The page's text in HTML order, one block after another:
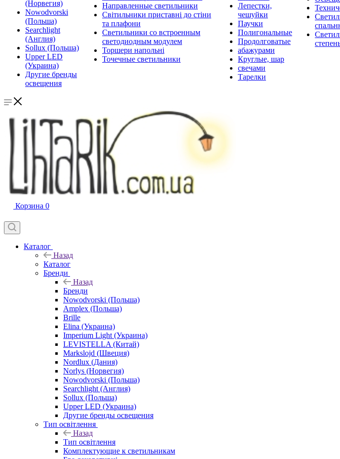
(Норвегия)
Nowodvorski
(Польша)
Searchlight
(Англия)
Sollux (Польша)
Upper LED
(Украина)
Другие бренды
освещения
Направленные светильники
Світильники приставні до стіни
та плафони
Светильники со встроенным
светодиодным модулем
Торшери напольні
Точечные светильники
Лепестки,
чешуйки
Паучки
Полигональные
Продолговатые
абажурами
Круглые, шар
свечами
Тарелки
Корзина 0
Каталог
Назад
Каталог
Бренди
Назад
Бренди
Nowodvorski (Польша)
Amplex (Польша)
Brille
Elina (Украина)
Imperium Light (Украина)
LEVISTELLA (Китай)
Markslojd (Швеция)
Nordlux (Дания)
Norlys (Норвегия)
Nowodvorski (Польша)
Searchlight (Англия)
Sollux (Польша)
Upper LED (Украина)
Другие бренды освещения
Тип освітлення
Назад
Тип освітлення
Комплектующие к светильникам